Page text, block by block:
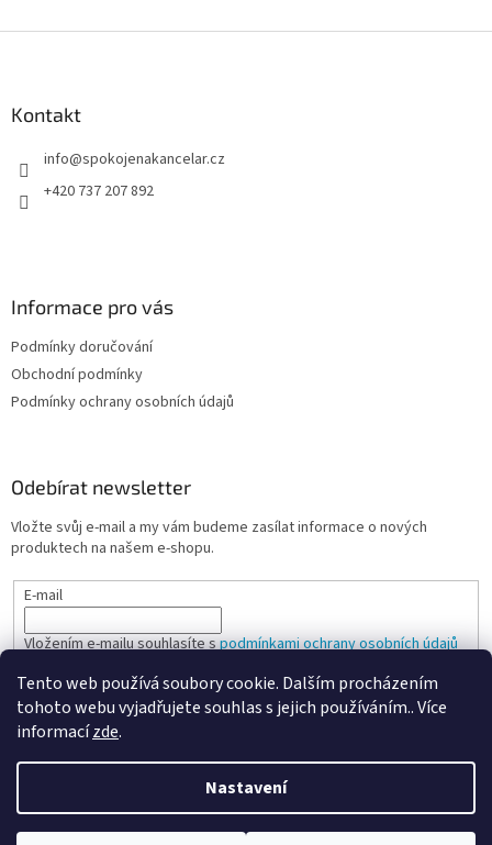
Tento web používá soubory cookie. Dalším procházením
tohoto webu vyjadřujete souhlas s jejich používáním.. Více
informacízde.
Nastavení
Kontakt
info@spokojenakancelar.cz
+420 737 207 892
Informace pro vás
Podmínky doručování
Obchodní podmínky
Podmínky ochrany osobních údajů
Odebírat newsletter
Vložte svůj e-mail a my vám budeme zasílat informace o nových
produktech na našem e-shopu.
E-mail
Vložením e-mailu souhlasíte spodmínkami ochrany osobních údajů
PŘIHLÁSIT SE
Vytvořil Shoptet